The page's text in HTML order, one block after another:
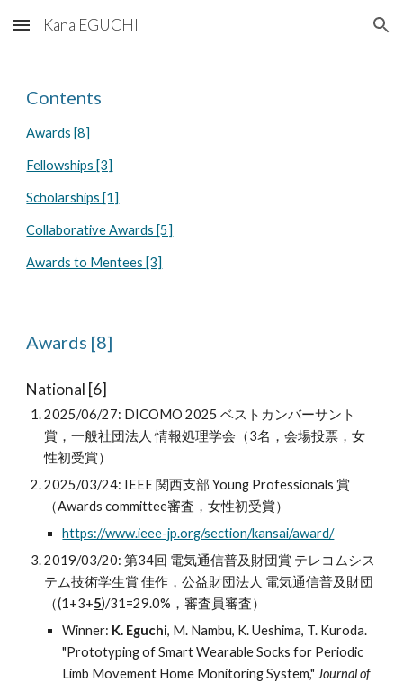
Skip to main content Skip to navigation
Kana EGUCHI
Contents
Awards [8]
Fellowships [3]
Scholarships [1]
Collaborative Awards [5]
Awards to Mentees [3]
Awards [8]
National [6]
2025/06/27: DICOMO 2025 ベストカンバーサント
賞，一般社団法人 情報処理学会（3名，会場投票，女
性初受賞）
2025/03/24: IEEE 関西支部 Young Professionals 賞
（Awards committee審査，女性初受賞）
https://www.ieee-jp.org/section/kansai/award/
2019/03/20: 第34回 電気通信普及財団賞 テレコムシス
テム技術学生賞 佳作，公益財団法人 電気通信普及財団
（(1+3+5)/31=29.0%，審査員審査）
Winner: K. Eguchi, M. Nambu, K. Ueshima, T. Kuroda.
"Prototyping of Smart Wearable Socks for Periodic
Limb Movement Home Monitoring System," Journal of